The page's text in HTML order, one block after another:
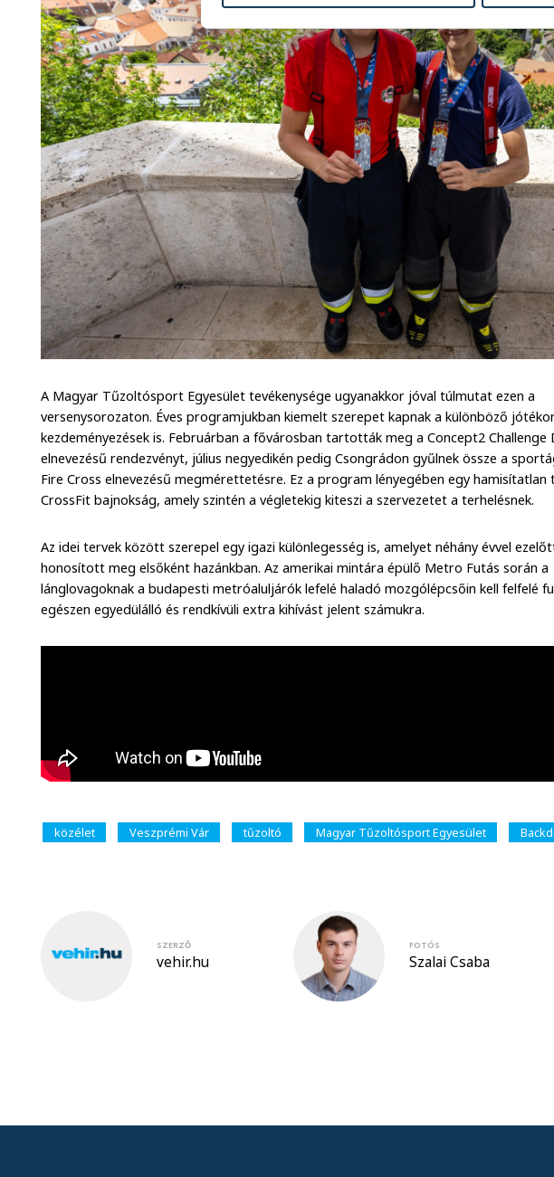
A Magyar Tűzoltósport Egyesület tevékenysége ugyanakkor jóval túlmutat ezen a
versenysorozaton. Éves programjukban kiemelt szerepet kapnak a különböző
kezdeményezések is. Februárban a fővárosban tartották meg a Concept2 Challenge
elnevezésű rendezvényt, július negyedikén pedig Csongrádon gyűlnek össze a
Fire Cross elnevezésű megmérettetésre. Ez a program lényegében egy hamisítatlan
CrossFit bajnokság, amely szintén a végletekig kiteszi a szervezetet a terhelésnek.
Az idei tervek között szerepel egy igazi különlegesség is, amelyet néhány évvel
honosított meg elsőként hazánkban. Az amerikai mintára épülő Metro Futás során a
lánglovagoknak a budapesti metróaluljárók lefelé haladó mozgólépcsőin kell felfelé
egészen egyedülálló és rendkívüli extra kihívást jelent számukra.
közélet Veszprémi Vár tűzoltó Magyar Tűzoltósport Egyesület
SZERZŐ
vehir.hu
FOTÓS
Szalai Csaba